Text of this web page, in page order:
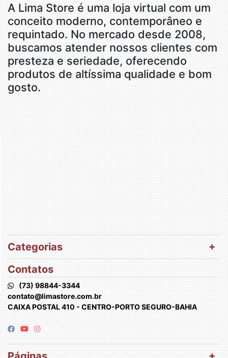
A Lima Store é uma loja virtual com um
conceito moderno, contemporâneo e
requintado. No mercado desde 2008,
buscamos atender nossos clientes com
presteza e seriedade, oferecendo
produtos de altíssima qualidade e bom
gosto.
Categorias
Contatos
(73) 98844-3344
contato@limastore.com.br
CAIXA POSTAL 410 - CENTRO-PORTO SEGURO-BAHIA